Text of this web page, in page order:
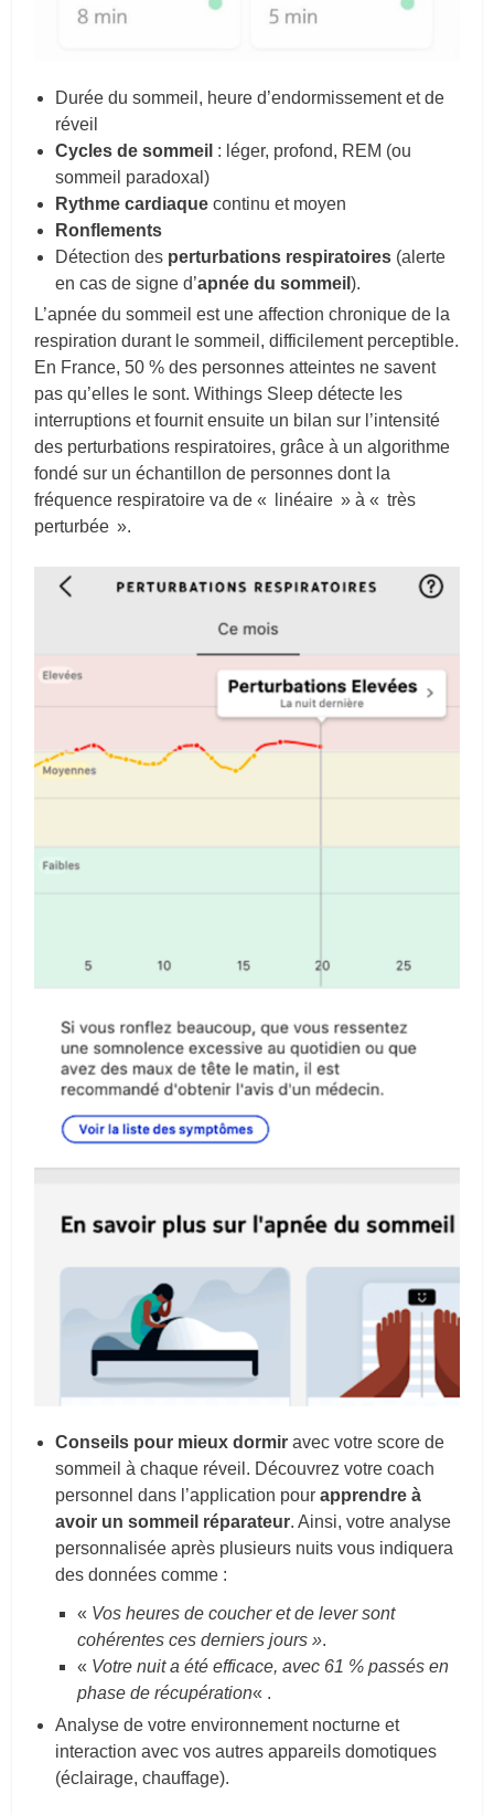
Durée du sommeil, heure d’endormissement et de
réveil
Cycles de sommeil : léger, profond, REM (ou
sommeil paradoxal)
Rythme cardiaque continu et moyen
Ronflements
Détection des perturbations respiratoires (alerte
en cas de signe d’apnée du sommeil).
L’apnée du sommeil est une affection chronique de la
respiration durant le sommeil, difficilement perceptible.
En France, 50 % des personnes atteintes ne savent
pas qu’elles le sont. Withings Sleep détecte les
interruptions et fournit ensuite un bilan sur l’intensité
des perturbations respiratoires, grâce à un algorithme
fondé sur un échantillon de personnes dont la
fréquence respiratoire va de « linéaire » à « très
perturbée ».
Conseils pour mieux dormir avec votre score de
sommeil à chaque réveil. Découvrez votre coach
personnel dans l’application pourapprendre à
avoir un sommeil réparateur. Ainsi, votre analyse
personnalisée après plusieurs nuits vous indiquera
des données comme :
« Vos heures de coucher et de lever sont
cohérentes ces derniers jours ».
« Votre nuit a été efficace, avec 61 % passés en
phase de récupération« .
Analyse de votre environnement nocturne et
interaction avec vos autres appareils domotiques
(éclairage, chauffage).